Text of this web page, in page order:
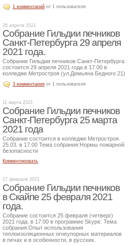
1 комментарий от 1 пользователя
26 апреля 2021
Собрание Гильдии печников
Санкт-Петербурга 29 апреля
2021 года.
Собрание Гильдии печников Санкт-Петербурга
состоится 29 апреля 2021 года в 17.00 в
колледже Метростроя (ул.Демьяна Бедного 21)
3 комментария от 1 пользователя
11 марта 2021
Собрание Гильдии печников
Санкт-Петербурга 25 марта
2021 года
Собрание состоится в колледже Метростроя.
25.03. в 17.00 Тема собрания:Нормы пожарной
безопасности
Комментировать
17 февраля 2021
Собрание Гильдии печников
в Скайпе 25 февраля 2021
года.
Собрание состоится 25 февраля (четверг)
2021 года, в 17:00 в программе Skype. Тема
собрания:Опыт использования
теплоизоляционных огнеупорных материалов
в печах и в особенности, в русских.